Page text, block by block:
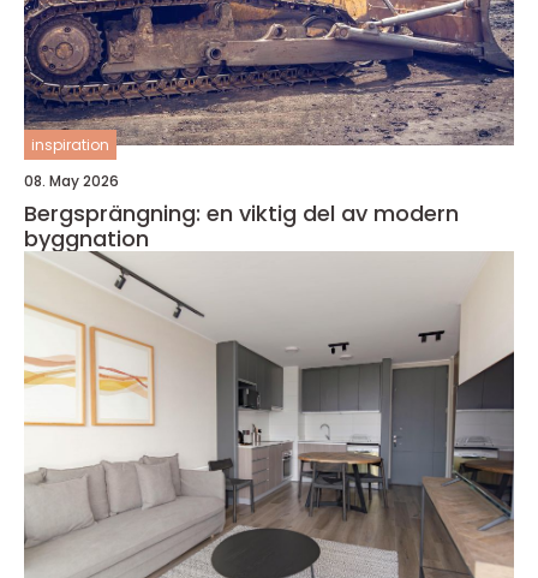
inspiration
08. May 2026
Bergsprängning: en viktig del av modern
byggnation